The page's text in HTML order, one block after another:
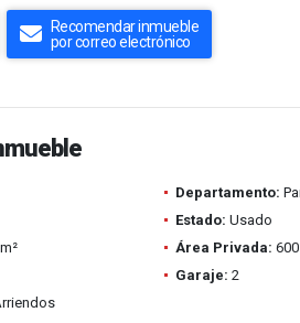
Recomendar inmueble
por correo electrónico
Departamento:
Estado: Usado
Área Privada:
Garaje: 2